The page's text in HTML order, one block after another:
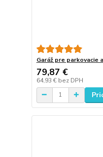
Garáž pre parkovacie
79,87 €
64,93 € bez DPH